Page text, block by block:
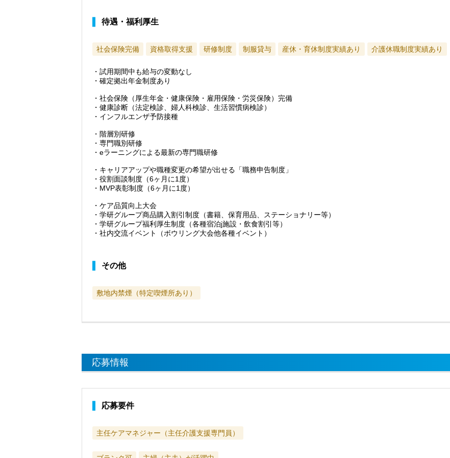
待遇・福利厚生
社会保険完備 資格取得支援 研修制度 制服貸与 産休・育休制度実績あり 介護休職制度実績あり
・試用期間中も給与の変動なし
・確定拠出年金制度あり
・社会保険（厚生年金・健康保険・雇用保険・労災保険）完備
・健康診断（法定検診、婦人科検診、生活習慣病検診）
・インフルエンザ予防接種
・階層別研修
・専門職別研修
・eラーニングによる最新の専門職研修
・キャリアアップや職種変更の希望が出せる「職務申告制度」
・役割面談制度（6ヶ月に1度）
・MVP表彰制度（6ヶ月に1度）
・ケア品質向上大会
・学研グループ商品購入割引制度（書籍、保育用品、ステーショナリー等）
・学研グループ福利厚生制度（各種宿泊j施設・飲食割引等）
・社内交流イベント（ボウリング大会他各種イベント）
その他
敷地内禁煙（特定喫煙所あり）
応募情報
応募要件
主任ケアマネジャー（主任介護支援専門員）